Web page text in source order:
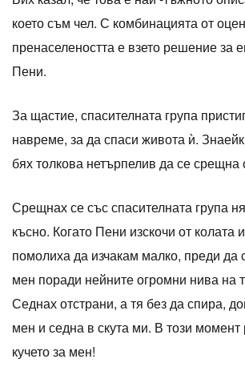
което съм чел. С комбинацията от
пренаселеността е взето решение за
Пени.
За щастие, спасителната група
навреме, за да спаси живота ѝ.
бях толкова нетърпелив да се срещна
Срещнах се със спасителната група
късно. Когато Пени изскочи от колата
помолиха да изчакам малко, преди да
мен поради нейните огромни нива на
Седнах отстрани, а тя без да спира,
мен и седна в скута ми. В този момент
кучето за мен!